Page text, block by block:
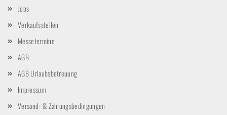
Jobs
Verkaufsstellen
Messetermine
AGB
AGB Urlaubsbetreuung
Impressum
Versand- & Zahlungsbedingungen